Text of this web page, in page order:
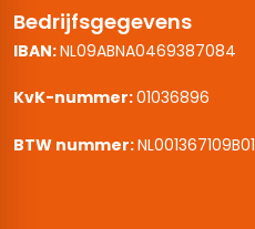
Bedrijfsgegevens
IBAN:NL09ABNA0469387084
KvK-nummer:01036896
BTW nummer:NL001367109B01